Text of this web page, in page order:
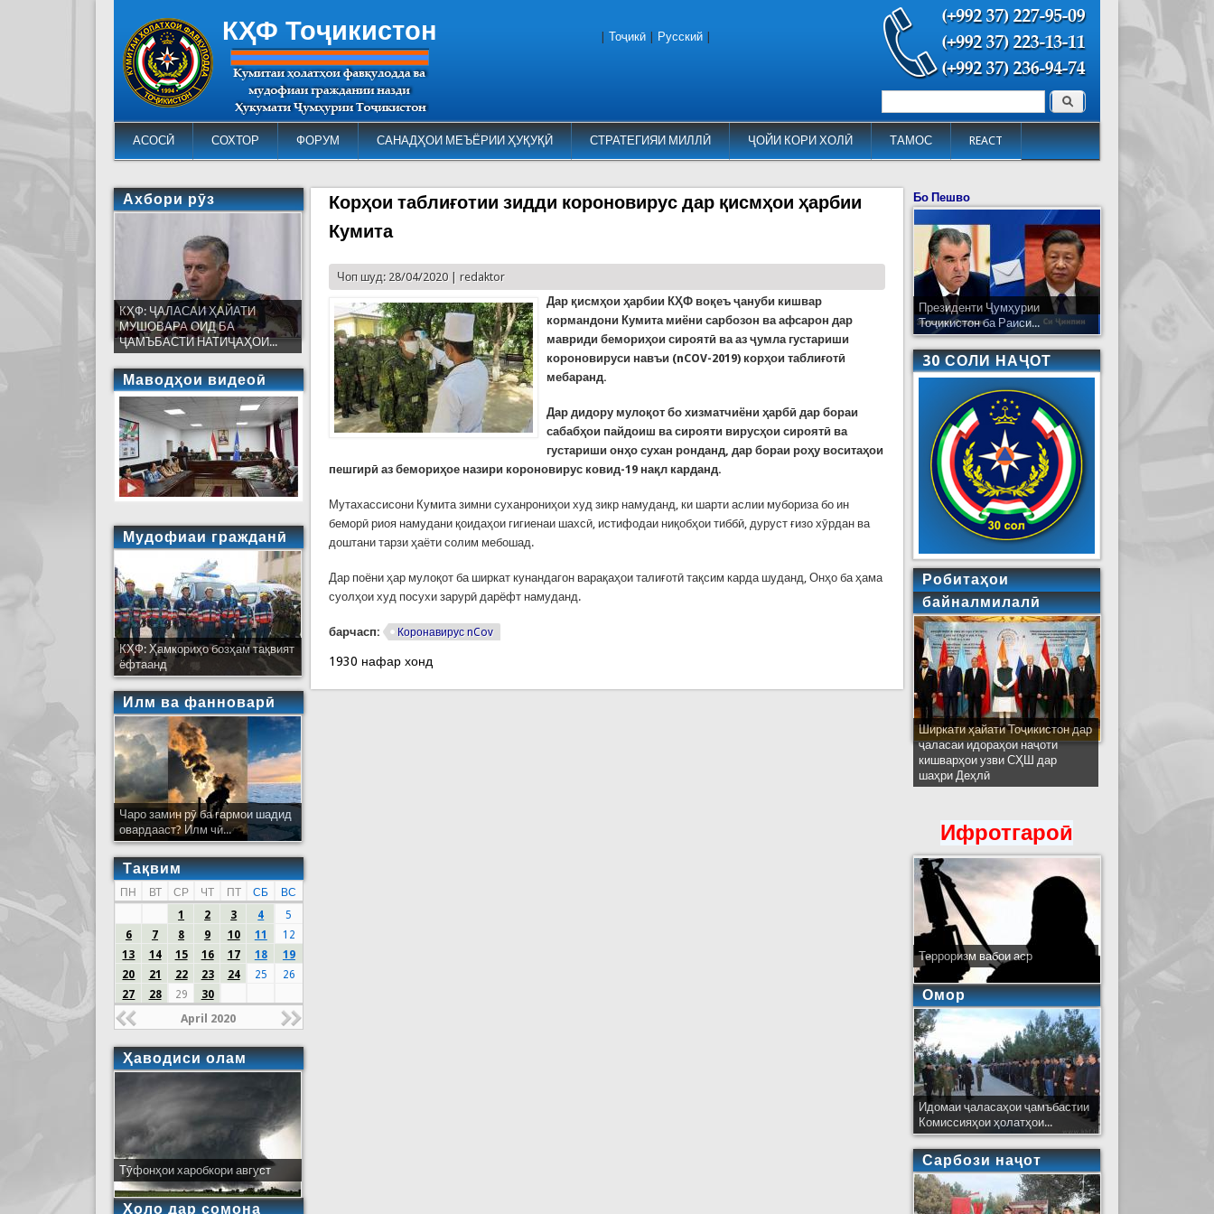
КҲФ Тоҷикистон
АСОСӢ СОХТОР ФОРУМ САНАДҲОИ МЕЪЁРИИ ҲУҚУҚӢ СТРАТЕГИЯИ МИЛЛӢ ҶОЙИ КОРИ ХОЛӢ ТАМОС REACT
Форма поиска Поиск
Тоҷикӣ Русский
Корҳои таблиғотии зидди короновирус дар қисмҳои ҳарбии
Кумита
Чоп шуд: 28/04/2020 |redaktor
Дар қисмҳои ҳарбии КҲФ воқеъ ҷануби кишвар
кормандони Кумита миёни сарбозон ва афсарон дар
мавриди бемориҳои сироятӣ ва аз ҷумла густариши
короновируси навъи (nCOV-2019) корҳои таблиғотӣ
мебаранд.
Дар дидору мулоқот бо хизматчиёни ҳарбӣ дар бораи
сабабҳои пайдоиш ва сирояти вирусҳои сироятӣ ва
густариши онҳо сухан ронданд, дар бораи роҳу воситаҳои
пешгирӣ аз бемориҳое назири короновирус ковид-19 нақл карданд.
Мутахассисони Кумита зимни суханрониҳои худ зикр намуданд, ки шарти аслии мубориза бо ин
беморӣ риоя намудани қоидаҳои гигиенаи шахсӣ, истифодаи ниқобҳои тиббӣ, дуруст ғизо хӯрдан ва
доштани тарзи ҳаёти солим мебошад.
Дар поёни ҳар мулоқот ба ширкат кунандагон варақаҳои талиғотӣ тақсим карда шуданд, Онҳо ба ҳама
суолҳои худ посухи зарурӣ дарёфт намуданд.
барчасп: Коронавирус nCov
1930 нафар хонд
Ахбори рӯз
КҲФ: ҶАЛАСАИ ҲАЙАТИ
МУШОВАРА ОИД БА
ҶАМЪБАСТИ НАТИҶАҲОИ...
Маводҳои видеоӣ
Мудофиаи гражданӣ
КҲФ: Ҳамкориҳо бозҳам тақвият
ёфтаанд
Илм ва фанноварӣ
Чаро замин рӯ ба гармои шадид
овардааст? Илм чӣ...
Тақвим
ПН ВТ СР ЧТ ПТ СБ
ВС
1
2 3 4
5
6
7 8 9 10 11
12
13
14 15 16 17 18
19
20
21 22 23 24 25
26
27
28 29 30
April 2020
Ҳаводиси олам
Тӯфонҳои харобкори август
Ҳоло дар сомона
Бо Пешво
Президенти Ҷумҳурии
Тоҷикистон ба Раиси...
30 СОЛИ НАҶОТ
Робитаҳои
байналмилалӣ
Ширкати ҳайати Тоҷикистон дар
ҷаласаи идораҳои наҷоти
кишварҳои узви СҲШ дар
шаҳри Деҳлӣ
Ифротгароӣ
Терроризм вабои аср
Омор
Идомаи ҷаласаҳои ҷамъбастии
Комиссияҳои ҳолатҳои...
Сарбози наҷот